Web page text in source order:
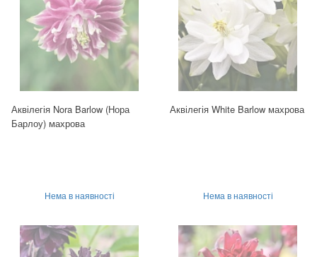
Аквілегія Nora Barlow (Нора
Барлоу) махрова
Нема в наявності
Аквілегія White Barlow махрова
Нема в наявності